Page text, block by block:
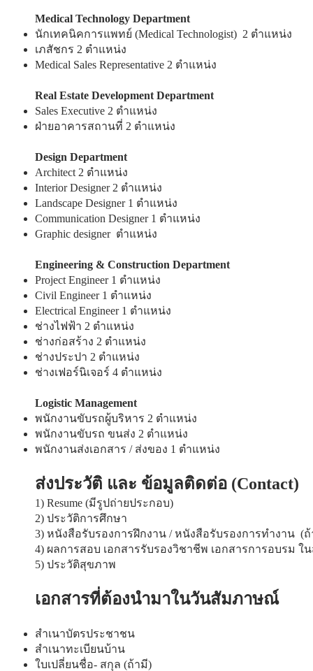
Medical Technology Department
นักเทคนิคการแพทย์ (Medical Technologist) 2 ตำแหน่ง
เภสัชกร 2 ตำแหน่ง
Medical Sales Representative 2 ตำแหน่ง
Real Estate Development Department
Sales Executive 2 ตำแหน่ง
ฝ่ายอาคารสถานที่ 2 ตำแหน่ง
Design Department
Architect 2 ตำแหน่ง
Interior Designer 2 ตำแหน่ง
Landscape Designer 1 ตำแหน่ง
Communication Designer 1 ตำแหน่ง
Graphic designer ตำแหน่ง
Engineering & Construction Department
Project Engineer 1 ตำแหน่ง
Civil Engineer 1 ตำแหน่ง
Electrical Engineer 1 ตำแหน่ง
ช่างไฟฟ้า 2 ตำแหน่ง
ช่างก่อสร้าง 2 ตำแหน่ง
ช่างประปา 2 ตำแหน่ง
ช่างเฟอร์นิเจอร์ 4 ตำแหน่ง
Logistic Management
พนักงานขับรถผู้บริหาร 2 ตำแหน่ง
พนักงานขับรถ ขนส่ง 2 ตำแหน่ง
พนักงานส่งเอกสาร / ส่งของ 1 ตำแหน่ง
​​ส่งประวัติ และ ข้อมูลติดต่อ (Contact)
1) Resume (มีรูปถ่ายประกอบ)
2) ประวัติการศึกษา
3) หนังสือรับรองการฝึกงาน / หนังสือรับรองการทำงาน (
4) ผลการสอบ เอกสารรับรองวิชาชีพ เอกสารการอบรม ใ
5) ประวัติสุขภาพ
เอกสารที่ต้องนำมาในวันสัมภาษณ์​
สำเนาบัตรประชาชน
สำเนาทะเบียนบ้าน
ใบเปลี่ยนชื่อ- สกุล (ถ้ามี)